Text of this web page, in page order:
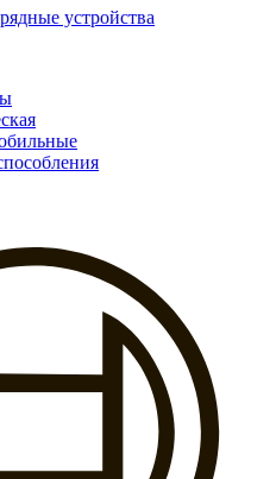
устройства